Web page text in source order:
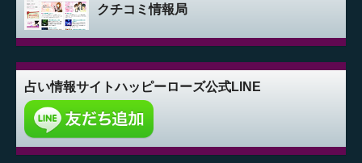
クチコミ情報局
占い情報サイトハッピーローズ公式LINE